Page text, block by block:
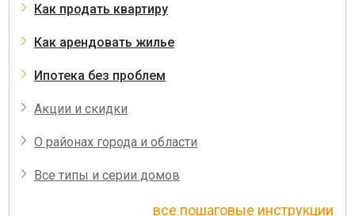
Как продать квартиру
Как арендовать жилье
Ипотека без проблем
Акции и скидки
О районах города и области
Все типы и серии домов
все пошаговые инструкции